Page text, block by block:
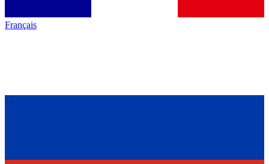
Français